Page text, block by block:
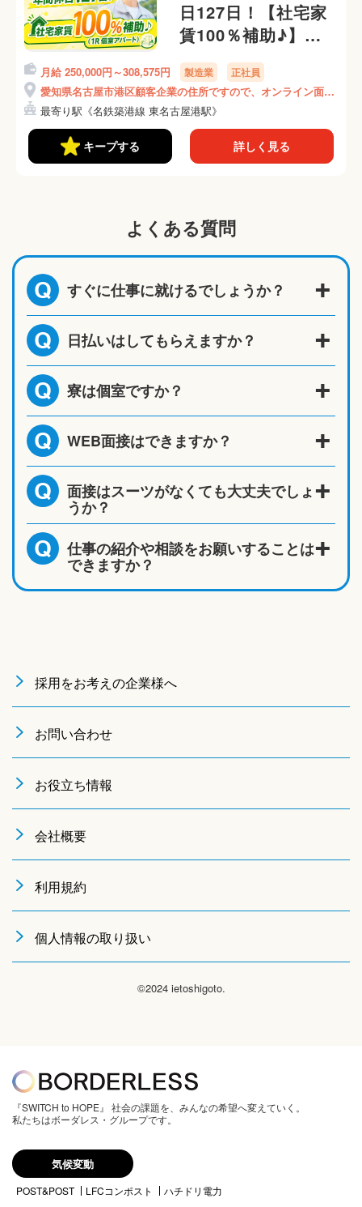
日127日！【社宅家
賃100％補助♪】
（1R個室アパート）
《Abya1C》
月給 250,000円～308,575円 製造業 正社員
愛知県名古屋市港区顧客企業の住所ですので、オンライン面接
時にご説明いたします！
最寄り駅《名鉄築港線 東名古屋港駅》
キープする 詳しく見る
よくある質問
Q すぐに仕事に就けるでしょうか？
Q 日払いはしてもらえますか？
Q 寮は個室ですか？
Q WEB面接はできますか？
Q 面接はスーツがなくても大丈夫でしょ
うか？
Q 仕事の紹介や相談をお願いすることは
できますか？
採用をお考えの企業様へ
お問い合わせ
お役立ち情報
会社概要
利用規約
個人情報の取り扱い
©2024 ietoshigoto.
『SWITCH to HOPE』 社会の課題を、みんなの希望へ変えていく。
私たちはボーダレス・グループです。
気候変動
POST&POST LFCコンポスト ハチドリ電力